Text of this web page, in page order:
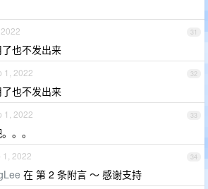
31
也不发出来
32
1, 2022
也不发出来
33
1, 2022
。。
34
1, 2022
在 第 2 条附言 ～ 感谢支持